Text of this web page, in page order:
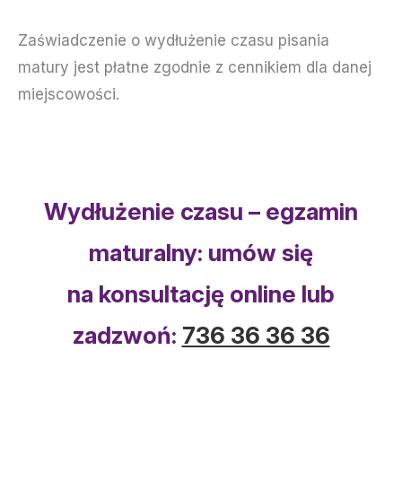
Zaświadczenie o wydłużenie czasu pisania
matury jest płatne zgodnie z cennikiem dla danej
miejscowości.
Wydłużenie czasu – egzamin
maturalny: umów się
na konsultację online lub
zadzwoń: 736 36 36 36